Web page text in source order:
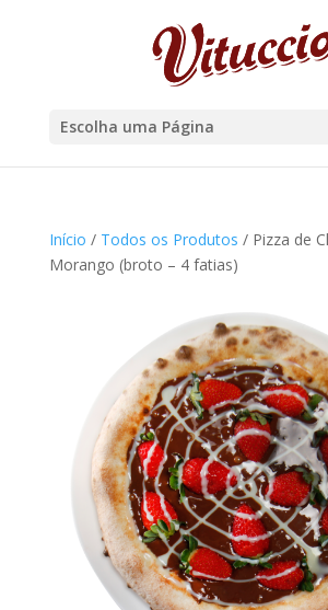
Escolha uma Página
Início / Todos os Produtos / Pizza de
Morango (broto – 4 fatias)